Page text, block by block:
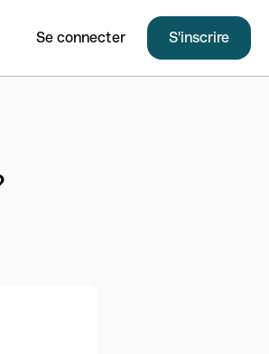
Se connecter S'inscrire